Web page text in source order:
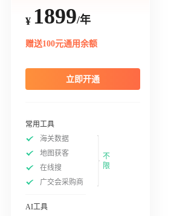
¥ 1899/年
赠送100元通用余额
立即开通
常用工具
海关数据
地图获客
在线搜
广交会采购商
不
限
AI工具